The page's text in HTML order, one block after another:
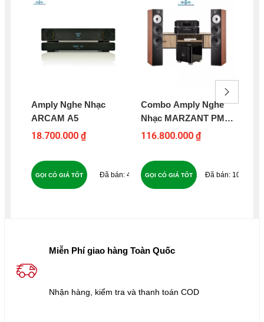
Amply Nghe Nhạc
ARCAM A5
18.700.000 ₫
49
GỌI CÓ GIÁ TỐT
Combo Amply Nghe
Nhạc MARZANT PM
8006 + Đầu CD Kiêm
+ Loa Cột B&W 603 S2 +
Loa Subwoofer Điện
REL T7X
116.800.000 ₫
107
GỌI CÓ GIÁ TỐT
Miễn Phí giao hàng Toàn Quốc
Nhận hàng, kiểm tra và thanh toán COD